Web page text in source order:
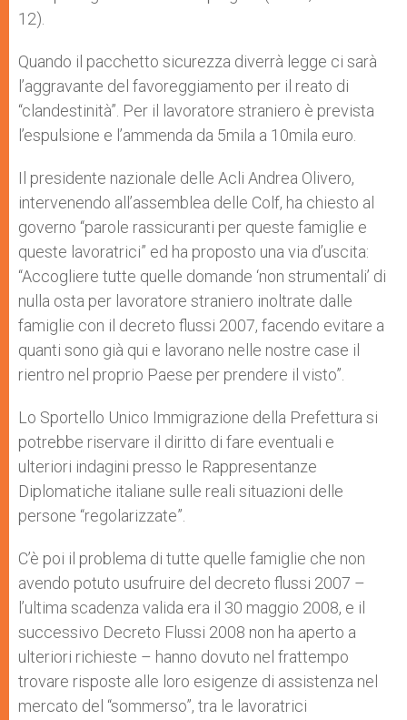
12).
Quando il pacchetto sicurezza diverrà legge ci sarà
l’aggravante del favoreggiamento per il reato di
“clandestinità”. Per il lavoratore straniero è prevista
l’espulsione e l’ammenda da 5mila a 10mila euro.
Il presidente nazionale delle Acli Andrea Olivero,
intervenendo all’assemblea delle Colf, ha chiesto al
governo “parole rassicuranti per queste famiglie e
queste lavoratrici” ed ha proposto una via d’uscita:
“Accogliere tutte quelle domande ‘non strumentali’ di
nulla osta per lavoratore straniero inoltrate dalle
famiglie con il decreto flussi 2007, facendo evitare a
quanti sono già qui e lavorano nelle nostre case il
rientro nel proprio Paese per prendere il visto”.
Lo Sportello Unico Immigrazione della Prefettura si
potrebbe riservare il diritto di fare eventuali e
ulteriori indagini presso le Rappresentanze
Diplomatiche italiane sulle reali situazioni delle
persone “regolarizzate”.
C’è poi il problema di tutte quelle famiglie che non
avendo potuto usufruire del decreto flussi 2007 –
l’ultima scadenza valida era il 30 maggio 2008, e il
successivo Decreto Flussi 2008 non ha aperto a
ulteriori richieste – hanno dovuto nel frattempo
trovare risposte alle loro esigenze di assistenza nel
mercato del “sommerso”, tra le lavoratrici